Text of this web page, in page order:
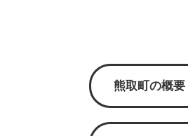
熊取町の概要